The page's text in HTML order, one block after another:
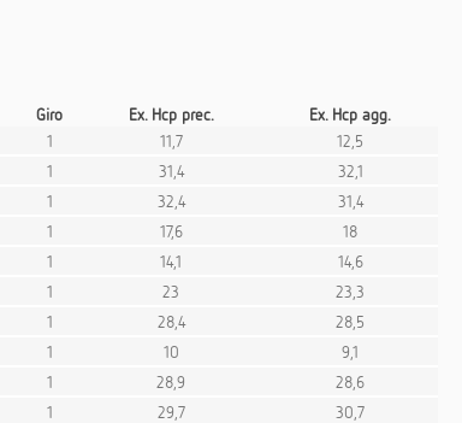
Giro Ex. Hcp prec.
Ex. Hcp agg.
1 11,7
12,5
1 31,4
32,1
1 32,4
31,4
1 17,6
18
1 14,1
14,6
1 23
23,3
1 28,4
28,5
1 10
9,1
1 28,9
28,6
1 29,7
30,7